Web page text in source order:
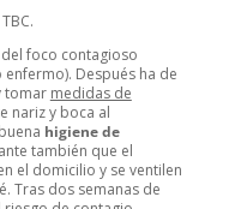
foco contagioso
Después ha de
tomar medidas de
nariz y boca al
higiene de
también que el
el domicilio y se ventilen
Tras dos semanas de